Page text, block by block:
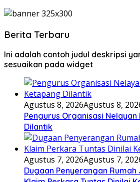
Berita Terbaru
Ini adalah contoh judul deskripsi
sesuaikan pada widget
Agustus 8, 2026Agustus 8,
Pengurus Organisasi Nelayan
Dilantik
Agustus 7, 2026Agustus 7,
Dugaan Penyerangan Rumah